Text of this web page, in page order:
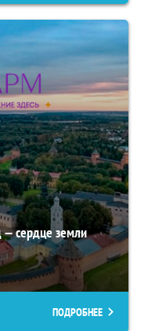
сердце земли
ПОДРОБНЕЕ